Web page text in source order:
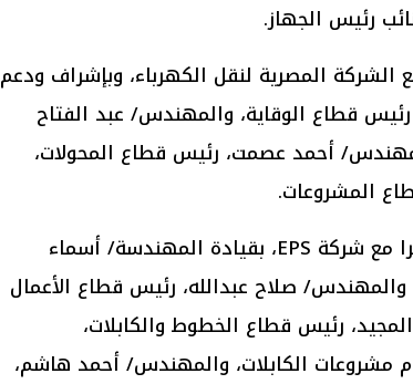
رئيس الجهاز.
الشركة المصرية لنقل الكهرباء، وبإشراف ودعم
قطاع الوقاية، والمهندس/ عبد الفتاح
أحمد عصمت، رئيس قطاع المحولات،
المشروعات.
وشهد المشروع كذلك تعاونا مثمرا مع شركة EPS، بقيادة المهندسة/ أسماء
صلاح عبدالله، رئيس قطاع الأعمال
رئيس قطاع الخطوط والكابلات،
مشروعات الكابلات، والمهندس/ أحمد هاشم،